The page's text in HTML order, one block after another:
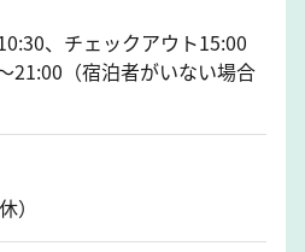
、チェックアウト15:00
（宿泊者がいない場合
）